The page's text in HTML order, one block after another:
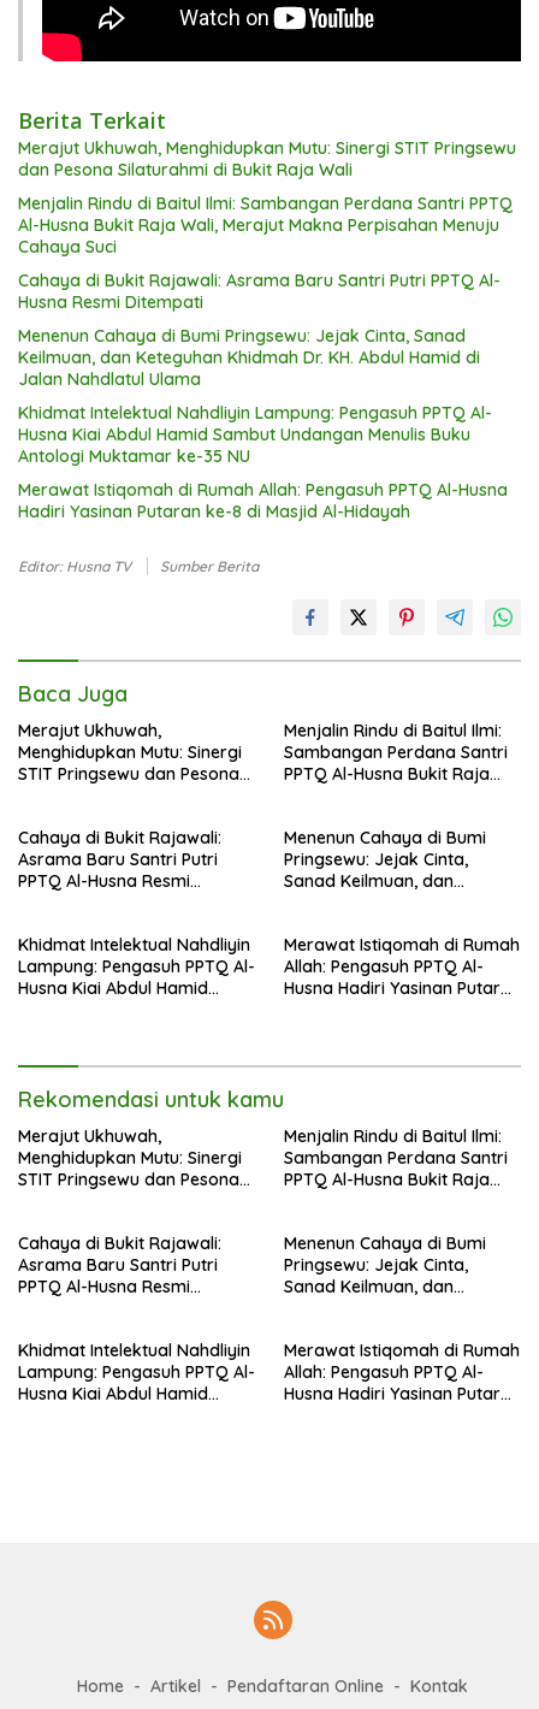
Berita Terkait
Merajut Ukhuwah, Menghidupkan Mutu: Sinergi STIT Pringsewu
dan Pesona Silaturahmi di Bukit Raja Wali
Menjalin Rindu di Baitul Ilmi: Sambangan Perdana Santri PPTQ
Al-Husna Bukit Raja Wali, Merajut Makna Perpisahan Menuju
Cahaya Suci
Cahaya di Bukit Rajawali: Asrama Baru Santri Putri PPTQ Al-
Husna Resmi Ditempati
Menenun Cahaya di Bumi Pringsewu: Jejak Cinta, Sanad
Keilmuan, dan Keteguhan Khidmah Dr. KH. Abdul Hamid di
Jalan Nahdlatul Ulama
Khidmat Intelektual Nahdliyin Lampung: Pengasuh PPTQ Al-
Husna Kiai Abdul Hamid Sambut Undangan Menulis Buku
Antologi Muktamar ke-35 NU
Merawat Istiqomah di Rumah Allah: Pengasuh PPTQ Al-Husna
Hadiri Yasinan Putaran ke-8 di Masjid Al-Hidayah
Editor: Husna TV Sumber Berita
Baca Juga
Merajut Ukhuwah,
Menghidupkan Mutu: Sinergi
STIT Pringsewu dan Pesona
Menjalin Rindu di Baitul Ilmi:
Sambangan Perdana Santri
PPTQ Al-Husna Bukit Raja
Suci
Cahaya di Bukit Rajawali:
Asrama Baru Santri Putri
PPTQ Al-Husna Resmi
Menenun Cahaya di Bumi
Pringsewu: Jejak Cinta,
Sanad Keilmuan, dan
Nahdlatul Ulama
Khidmat Intelektual Nahdliyin
Lampung: Pengasuh PPTQ Al-
Husna Kiai Abdul Hamid
Merawat Istiqomah di Rumah
Allah: Pengasuh PPTQ Al-
Husna Hadiri Yasinan Putaran
Rekomendasi untuk kamu
Merajut Ukhuwah,
Menghidupkan Mutu: Sinergi
STIT Pringsewu dan Pesona
Menjalin Rindu di Baitul Ilmi:
Sambangan Perdana Santri
PPTQ Al-Husna Bukit Raja
Suci
Cahaya di Bukit Rajawali:
Asrama Baru Santri Putri
PPTQ Al-Husna Resmi
Menenun Cahaya di Bumi
Pringsewu: Jejak Cinta,
Sanad Keilmuan, dan
Nahdlatul Ulama
Khidmat Intelektual Nahdliyin
Lampung: Pengasuh PPTQ Al-
Husna Kiai Abdul Hamid
Merawat Istiqomah di Rumah
Allah: Pengasuh PPTQ Al-
Husna Hadiri Yasinan Putaran
Home Artikel Pendaftaran Online
Kontak